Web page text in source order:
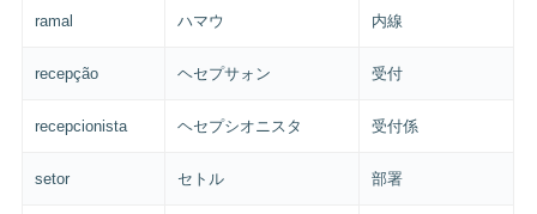
ramal ハマウ 内線
recepção ヘセプサォン 受付
recepcionista ヘセプシオニスタ 受付係
setor セトル 部署